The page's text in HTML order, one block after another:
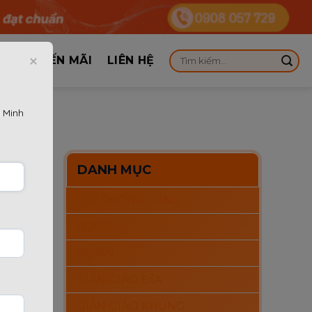
KHUYẾN MÃI LIÊN HỆ
định
DANH MỤC